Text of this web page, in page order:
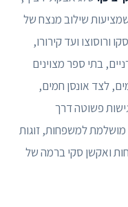
שילוב מנצח של
ורוסוצו ועד קירורו,
בתי ספר מצוינים
לצד אונסן חמים,
פשוטה דרך
למשפחות, זוגות
ואקשן סקי ברמה של